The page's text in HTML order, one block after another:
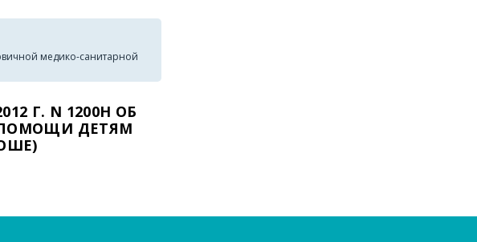
медико-санитарной
Г. N 1200Н ОБ
ДЕТЯМ